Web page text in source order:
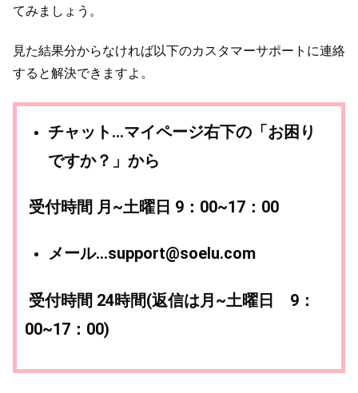
てみましょう。
見た結果分からなければ以下のカスタマーサポートに連絡
すると解決できますよ。
チャット…マイページ右下の「お困り
ですか？」から
受付時間 月~土曜日 9：00~17：00
メール…support@soelu.com
受付時間 24時間(返信は月~土曜日 9：
00~17：00)